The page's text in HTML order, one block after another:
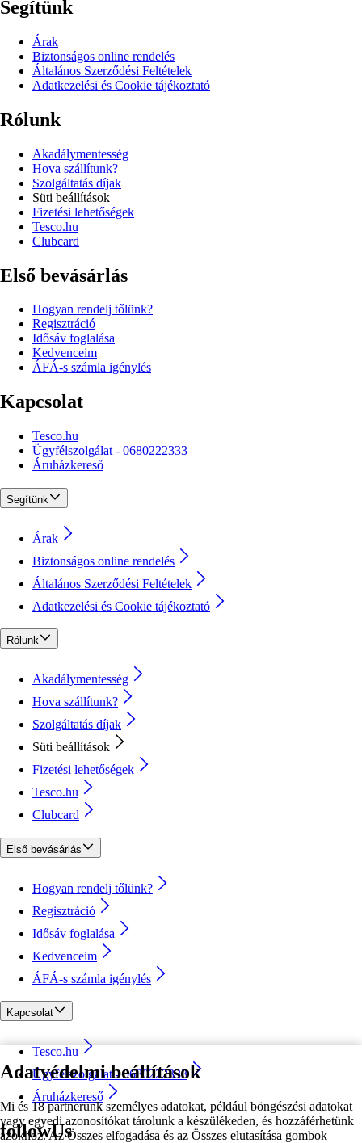
Adatvédelmi beállítások
Mi és 18 partnerünk személyes adatokat, például böngészési adatokat
vagy egyedi azonosítókat tárolunk a készülékeden, és hozzáférhetünk
azokhoz. Az Összes elfogadása és az Összes elutasítása gombok
Segítünk
Árak
Biztonságos online rendelés
Általános Szerződési Feltételek
Adatkezelési és Cookie tájékoztató
Rólunk
Akadálymentesség
Hova szállítunk?
Szolgáltatás díjak
Süti beállítások
Fizetési lehetőségek
Tesco.hu
Clubcard
Első bevásárlás
Hogyan rendelj tőlünk?
Regisztráció
Idősáv foglalása
Kedvenceim
ÁFÁ-s számla igénylés
Kapcsolat
Tesco.hu
Ügyfélszolgálat - 0680222333
Áruházkereső
Segítünk
Árak
Biztonságos online rendelés
Általános Szerződési Feltételek
Adatkezelési és Cookie tájékoztató
Rólunk
Akadálymentesség
Hova szállítunk?
Szolgáltatás díjak
Süti beállítások
Fizetési lehetőségek
Tesco.hu
Clubcard
Első bevásárlás
Hogyan rendelj tőlünk?
Regisztráció
Idősáv foglalása
Kedvenceim
ÁFÁ-s számla igénylés
Kapcsolat
Tesco.hu
Ügyfélszolgálat - 0680222333
Áruházkereső
followUs